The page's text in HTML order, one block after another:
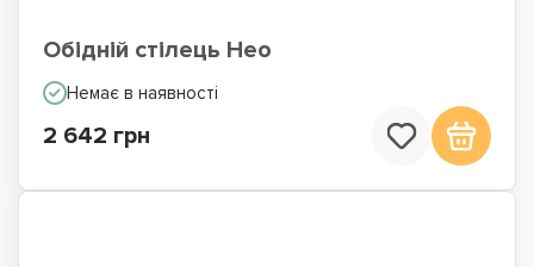
Обідній стілець Нео
Немає в наявності
2 642 грн